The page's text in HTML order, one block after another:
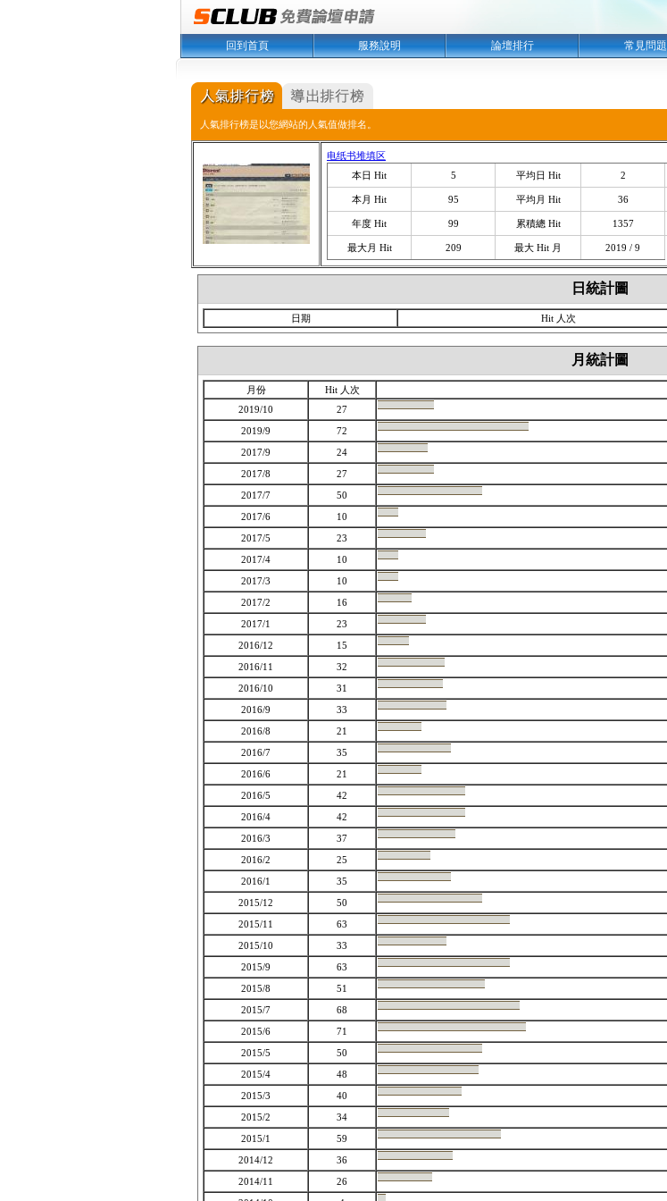
回到首頁 服務說明 論壇排行 常見問題
人氣排行榜是以您網站的人氣值做排名。
电纸书堆填区
本日 Hit
5 平均日 Hit 2
本月 Hit 95 平均月 Hit 36
年度 Hit 99 累積總 Hit 1357
最大月 Hit 209 最大 Hit 月 2019 / 9
日統計圖
日期 Hit 人次
月統計圖
月份 Hit 人次
2019/10
27
2019/9
72
2017/9
24
2017/8
27
2017/7
50
2017/6
10
2017/5
23
2017/4
10
2017/3
10
2017/2
16
2017/1
23
2016/12
15
2016/11
32
2016/10
31
2016/9
33
2016/8
21
2016/7
35
2016/6
21
2016/5
42
2016/4
42
2016/3
37
2016/2
25
2016/1
35
2015/12
50
2015/11
63
2015/10
33
2015/9
63
2015/8
51
2015/7
68
2015/6
71
2015/5
50
2015/4
48
2015/3
40
2015/2
34
2015/1
59
2014/12
36
2014/11
26